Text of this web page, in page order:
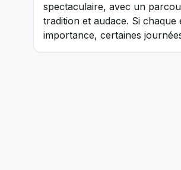
spectaculaire, avec un
tradition et audace. Si chaque
importance, certaines